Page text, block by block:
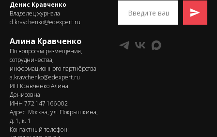
Денис Кравченко
Владелец журнала
d.kravchenko@edexpert.ru
Алина Кравченко
По вопросам размещения,
сотрудничества,
информационного партнёрства
a.kravchenko@edexpert.ru
ИП Кравченко Алина
Денисовна
ИНН 772 147 166 002
Адрес: Москва, ул. Покрышкина,
д. 1, к. 1
Контактный телефон: